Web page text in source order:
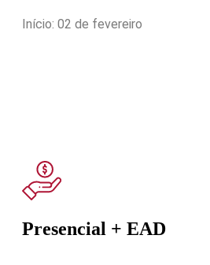
Início: 02 de fevereiro
Presencial + EAD